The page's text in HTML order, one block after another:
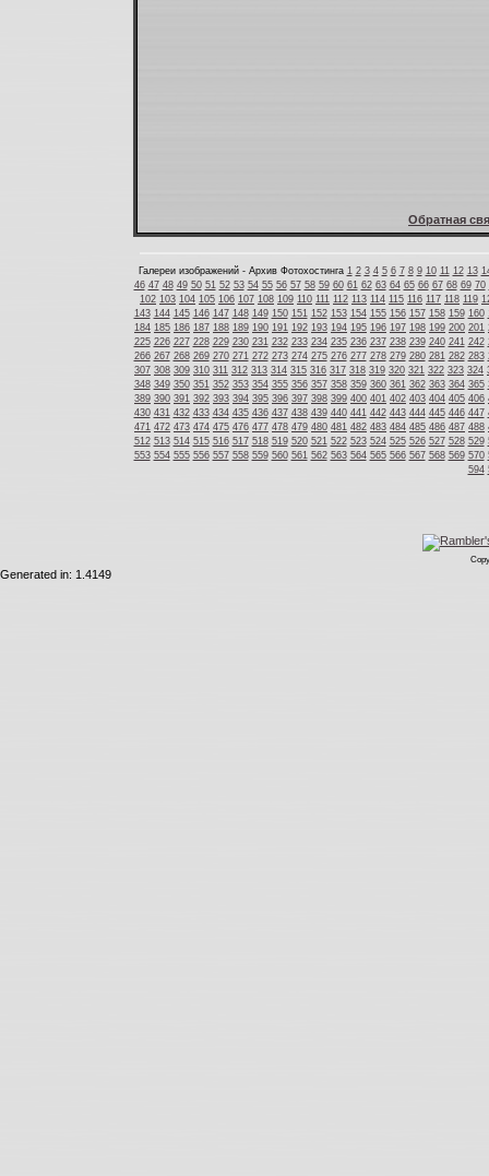
Обратная
Галереи изображений - Архив Фотохостинга 1 2 3 4 5 6 7 8 9 10 11 12 13
46 47 48 49 50 51 52 53 54 55 56 57 58 59 60 61 62 63 64 65 66 67 68 69 70
102 103 104 105 106 107 108 109 110 111 112 113 114 115 116 117 118 119
143 144 145 146 147 148 149 150 151 152 153 154 155 156 157 158 159 160
184 185 186 187 188 189 190 191 192 193 194 195 196 197 198 199 200 201
225 226 227 228 229 230 231 232 233 234 235 236 237 238 239 240 241 242
266 267 268 269 270 271 272 273 274 275 276 277 278 279 280 281 282 283
307 308 309 310 311 312 313 314 315 316 317 318 319 320 321 322 323 324
348 349 350 351 352 353 354 355 356 357 358 359 360 361 362 363 364 365
389 390 391 392 393 394 395 396 397 398 399 400 401 402 403 404 405 406
430 431 432 433 434 435 436 437 438 439 440 441 442 443 444 445 446 447
471 472 473 474 475 476 477 478 479 480 481 482 483 484 485 486 487 488
512 513 514 515 516 517 518 519 520 521 522 523 524 525 526 527 528 529
553 554 555 556 557 558 559 560 561 562 563 564 565 566 567 568 569 570
594
Generated in: 1.4149